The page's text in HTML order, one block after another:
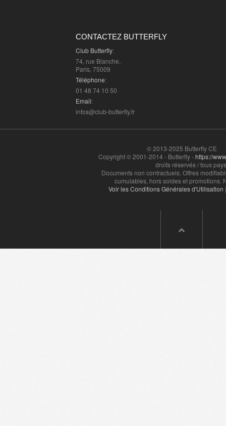
CONTACTEZ BUTTERFLY
Club Butterfly:
74, rue Blanche,
Paris, 75009
Téléphone:
01 48 74 10 50
Email:
infos@club-butterfly.fr
© 2013-2025 Butterfly CE
Copyright © 2001-2014 - Butterfly -https://
droits réservés / tous
Documents non contractuels. Offres
cumulables, hors soldes et promotions.
Voir les Conditions Générales d'Utilisation